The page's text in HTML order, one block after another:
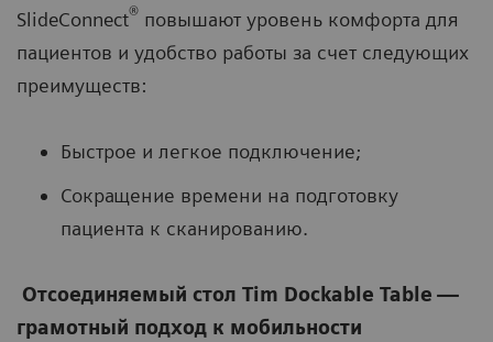
SlideConnect® повышают уровень комфорта для
пациентов и удобство работы за счет следующих
преимуществ:
Быстрое и легкое подключение;
Сокращение времени на подготовку
пациента к сканированию.
Отсоединяемый стол Tim Dockable Table —
грамотный подход к мобильности